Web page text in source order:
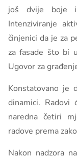
još dvije boje
Intenziviranje
činjenici da je za
za fasade što bi
Ugovor za
Konstatovano je
dinamici. Radovi
naredna četiri
radove prema
Nakon nadzora